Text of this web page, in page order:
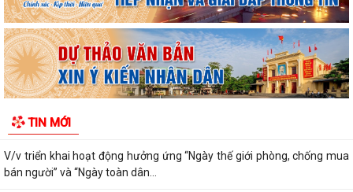
TIN MỚI
V/v thông tin về chương trình thu hồi Xe CB1000 Hornet (xe nhập
khẩu) và xe Rebel 500 & CL500 (xe...
PHƯỜNG LÊ ĐẠI HÀNH KÊU GỌI NGƯỜI DÂN TÍCH CỰC SỬ DỤNG DỊCH
VỤ CÔNG TRỰC TUYẾN
CHUYỂN ĐỔI SỐ TRONG ĐỜI SỐNG XÃ HỘI
V/v triển khai hoạt động hưởng ứng “Ngày thế giới phòng, chống mua
bán người” và “Ngày toàn dân...